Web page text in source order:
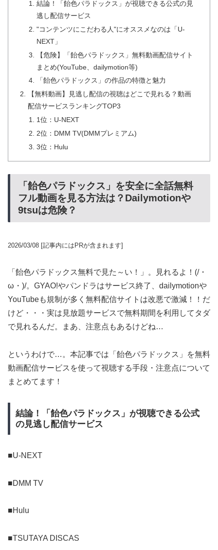
結論！「飴色パラドックス」が視聴できる公式の見
逃し配信サービス
"コンテンツにこだわる人"にオススメなのは「U-
NEXT」
【危険】「飴色パラドックス」無料動画配信サイト
まとめ(YouTube、dailymotion等)
「飴色パラドックス」の作品の特徴と魅力
【無料動画】見逃し配信の視聴はどこで見れる？動画
配信サービスランキングTOP3
1位：U-NEXT
2位：DMM TV(DMMプレミアム)
3位：Hulu
「飴色パラドックス」を安全に全話無料
フル動画を見る方法は？Dailymotionや
9tsuは危険？
2026/03/08 [記事内にはPRが含まれます]
「飴色パラドックス無料で見た～い！」。見れるよ！(/・
ω・)/。GYAO!やパンドラはサービス終了、dailymotionや
YouTubeも規制が多く無料配信サイトは改悪で激減！！だ
けど・・・実は見放題サービスで無料期間を利用してタダ
で見れるんだ。まあ、注意点もあるけどね…
というわけで…。本記事では「飴色パラドックス」を無料
動画配信サービスを使って視聴する手段・注意点について
まとめてます！
結論！「飴色パラドックス」が視聴できる公式
の見逃し配信サービス
■U-NEXT
■DMM TV
■Hulu
■TSUTAYA DISCAS